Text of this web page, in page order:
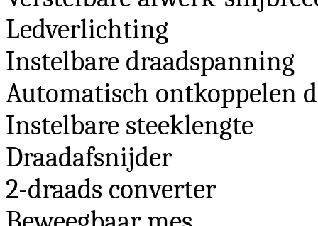
Ledverlichting
Instelbare draadspanning
Automatisch ontkoppelen
Instelbare steeklengte
Draadafsnijder
2-draads converter